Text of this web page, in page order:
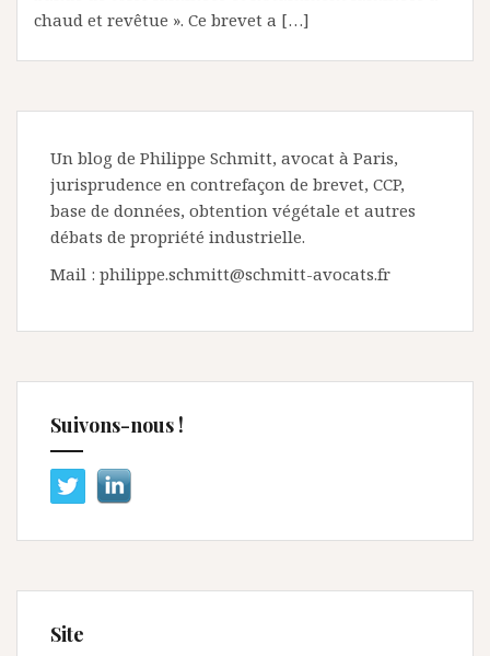
chaud et revêtue ». Ce brevet a […]
Un blog de Philippe Schmitt, avocat à Paris,
jurisprudence en contrefaçon de brevet, CCP,
base de données, obtention végétale et autres
débats de propriété industrielle.
Mail : philippe.schmitt@schmitt-avocats.fr
Suivons-nous !
Site